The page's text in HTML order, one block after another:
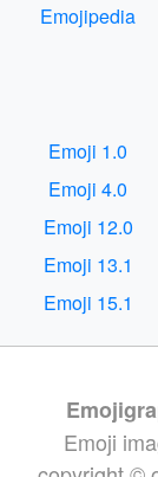
Emojipedia
Emoji 1.0
Emoji 4.0
Emoji 12.0
Emoji 13.1
Emoji 15.1
Emoji